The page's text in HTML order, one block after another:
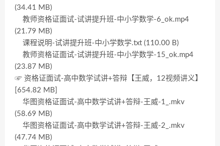
(34.41 MB)
教师资格证面试-试讲提升班-中小学数学-6_ok.mp4
(21.79 MB)
课程说明-试讲提升班-中小学数学.txt (110.00 B)
教师资格证面试-试讲提升班-中小学数学-15_ok.mp4
(23.87 MB)
☞ 资格证面试-高中数学试讲+答辩【王威，12视频讲义】
[654.82 MB]
华图资格证面试-高中数学试讲+答辩-王威-1_.mkv
(58.69 MB)
华图资格证面试-高中数学试讲+答辩-王威-2_.mkv
(47.74 MB)